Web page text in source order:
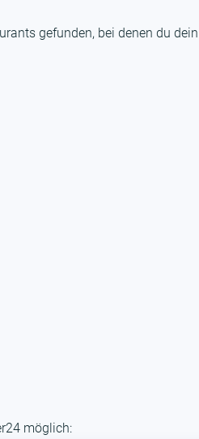
gefunden, bei denen du
möglich: